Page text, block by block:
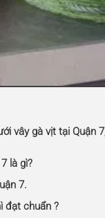
vây gà vịt tại Quận
là gì?
7.
đạt chuẩn ?